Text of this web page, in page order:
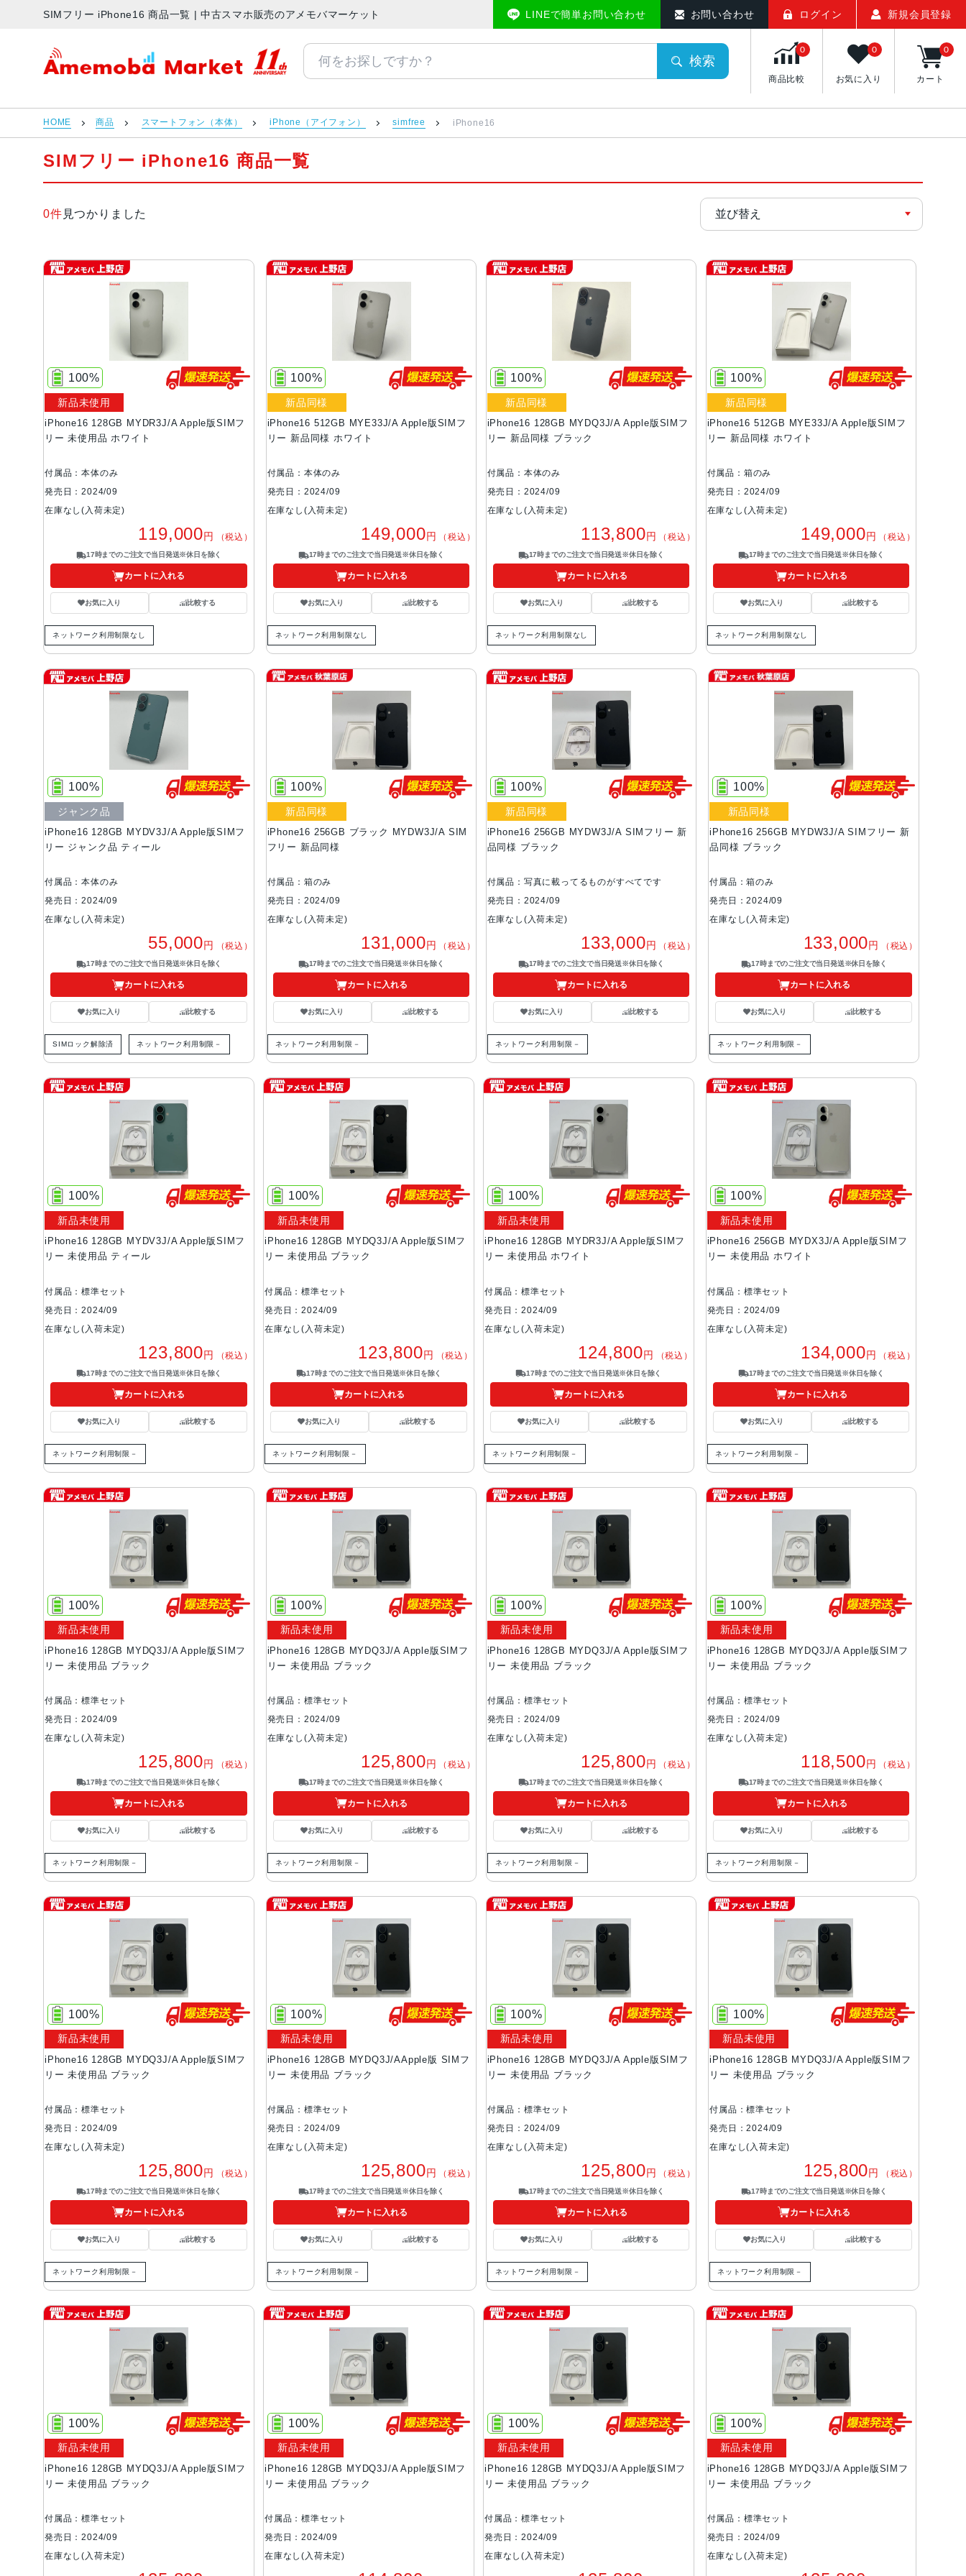
SIMフリー iPhone16 商品一覧 | 中古スマホ販売のアメモバマーケット LINEで簡単お問い合わせ お問い合わせ ログイン 新規会員登録
アメモバマーケット
検索
商品比較
0
お気に入り
0
カート
0
HOME 商品 スマートフォン（本体） iPhone（アイフォン） simfree iPhone16
SIMフリー iPhone16 商品一覧
0件 見つかりました
iPhone16 128GB MYDR3J/A Apple版SIMフ
リー 未使用品 ホワイト
100%
新品未使用
付属品：本体のみ
発売日：2024/09
在庫なし(入荷未定)
119,000円 （税込）
17時までのご注文で当日発送※休日を除く
カートに入れる
お気に入り 比較する
ネットワーク利用制限なし
iPhone16 512GB MYE33J/A Apple版SIMフ
リー 新品同様 ホワイト
100%
新品同様
付属品：本体のみ
発売日：2024/09
在庫なし(入荷未定)
149,000円 （税込）
17時までのご注文で当日発送※休日を除く
カートに入れる
お気に入り 比較する
ネットワーク利用制限なし
iPhone16 128GB MYDQ3J/A Apple版SIMフ
リー 新品同様 ブラック
100%
新品同様
付属品：本体のみ
発売日：2024/09
在庫なし(入荷未定)
113,800円 （税込）
17時までのご注文で当日発送※休日を除く
カートに入れる
お気に入り 比較する
ネットワーク利用制限なし
iPhone16 512GB MYE33J/A Apple版SIMフ
リー 新品同様 ホワイト
100%
新品同様
付属品：箱のみ
発売日：2024/09
在庫なし(入荷未定)
149,000円 （税込）
17時までのご注文で当日発送※休日を除く
カートに入れる
お気に入り 比較する
ネットワーク利用制限なし
iPhone16 128GB MYDV3J/A Apple版SIMフ
リー ジャンク品 ティール
100%
ジャンク品
付属品：本体のみ
発売日：2024/09
在庫なし(入荷未定)
55,000円 （税込）
17時までのご注文で当日発送※休日を除く
カートに入れる
お気に入り 比較する
SIMロック解除済 ネットワーク利用制限－
iPhone16 256GB ブラック MYDW3J/A SIM
フリー 新品同様
100%
新品同様
付属品：箱のみ
発売日：2024/09
在庫なし(入荷未定)
131,000円 （税込）
17時までのご注文で当日発送※休日を除く
カートに入れる
お気に入り 比較する
ネットワーク利用制限－
iPhone16 256GB MYDW3J/A SIMフリー 新
品同様 ブラック
100%
新品同様
付属品：写真に載ってるものがすべてです
発売日：2024/09
在庫なし(入荷未定)
133,000円 （税込）
17時までのご注文で当日発送※休日を除く
カートに入れる
お気に入り 比較する
ネットワーク利用制限－
iPhone16 256GB MYDW3J/A SIMフリー 新
品同様 ブラック
100%
新品同様
付属品：箱のみ
発売日：2024/09
在庫なし(入荷未定)
133,000円 （税込）
17時までのご注文で当日発送※休日を除く
カートに入れる
お気に入り 比較する
ネットワーク利用制限－
iPhone16 128GB MYDV3J/A Apple版SIMフ
リー 未使用品 ティール
100%
新品未使用
付属品：標準セット
発売日：2024/09
在庫なし(入荷未定)
123,800円 （税込）
17時までのご注文で当日発送※休日を除く
カートに入れる
お気に入り 比較する
ネットワーク利用制限－
iPhone16 128GB MYDQ3J/A Apple版SIMフ
リー 未使用品 ブラック
100%
新品未使用
付属品：標準セット
発売日：2024/09
在庫なし(入荷未定)
123,800円 （税込）
17時までのご注文で当日発送※休日を除く
カートに入れる
お気に入り 比較する
ネットワーク利用制限－
iPhone16 128GB MYDR3J/A Apple版SIMフ
リー 未使用品 ホワイト
100%
新品未使用
付属品：標準セット
発売日：2024/09
在庫なし(入荷未定)
124,800円 （税込）
17時までのご注文で当日発送※休日を除く
カートに入れる
お気に入り 比較する
ネットワーク利用制限－
iPhone16 256GB MYDX3J/A Apple版SIMフ
リー 未使用品 ホワイト
100%
新品未使用
付属品：標準セット
発売日：2024/09
在庫なし(入荷未定)
134,000円 （税込）
17時までのご注文で当日発送※休日を除く
カートに入れる
お気に入り 比較する
ネットワーク利用制限－
iPhone16 128GB MYDQ3J/A Apple版SIMフ
リー 未使用品 ブラック
100%
新品未使用
付属品：標準セット
発売日：2024/09
在庫なし(入荷未定)
125,800円 （税込）
17時までのご注文で当日発送※休日を除く
カートに入れる
お気に入り 比較する
ネットワーク利用制限－
iPhone16 128GB MYDQ3J/A Apple版SIMフ
リー 未使用品 ブラック
100%
新品未使用
付属品：標準セット
発売日：2024/09
在庫なし(入荷未定)
125,800円 （税込）
17時までのご注文で当日発送※休日を除く
カートに入れる
お気に入り 比較する
ネットワーク利用制限－
iPhone16 128GB MYDQ3J/A Apple版SIMフ
リー 未使用品 ブラック
100%
新品未使用
付属品：標準セット
発売日：2024/09
在庫なし(入荷未定)
125,800円 （税込）
17時までのご注文で当日発送※休日を除く
カートに入れる
お気に入り 比較する
ネットワーク利用制限－
iPhone16 128GB MYDQ3J/A Apple版SIMフ
リー 未使用品 ブラック
100%
新品未使用
付属品：標準セット
発売日：2024/09
在庫なし(入荷未定)
118,500円 （税込）
17時までのご注文で当日発送※休日を除く
カートに入れる
お気に入り 比較する
ネットワーク利用制限－
iPhone16 128GB MYDQ3J/A Apple版SIMフ
リー 未使用品 ブラック
100%
新品未使用
付属品：標準セット
発売日：2024/09
在庫なし(入荷未定)
125,800円 （税込）
17時までのご注文で当日発送※休日を除く
カートに入れる
お気に入り 比較する
ネットワーク利用制限－
iPhone16 128GB MYDQ3J/AApple版 SIMフ
リー 未使用品 ブラック
100%
新品未使用
付属品：標準セット
発売日：2024/09
在庫なし(入荷未定)
125,800円 （税込）
17時までのご注文で当日発送※休日を除く
カートに入れる
お気に入り 比較する
ネットワーク利用制限－
iPhone16 128GB MYDQ3J/A Apple版SIMフ
リー 未使用品 ブラック
100%
新品未使用
付属品：標準セット
発売日：2024/09
在庫なし(入荷未定)
125,800円 （税込）
17時までのご注文で当日発送※休日を除く
カートに入れる
お気に入り 比較する
ネットワーク利用制限－
iPhone16 128GB MYDQ3J/A Apple版SIMフ
リー 未使用品 ブラック
100%
新品未使用
付属品：標準セット
発売日：2024/09
在庫なし(入荷未定)
125,800円 （税込）
17時までのご注文で当日発送※休日を除く
カートに入れる
お気に入り 比較する
ネットワーク利用制限－
iPhone16 128GB MYDQ3J/A Apple版SIMフ
リー 未使用品 ブラック
100%
新品未使用
付属品：標準セット
発売日：2024/09
在庫なし(入荷未定)
iPhone16 128GB MYDQ3J/A Apple版SIMフ
リー 未使用品 ブラック
100%
新品未使用
付属品：標準セット
発売日：2024/09
在庫なし(入荷未定)
iPhone16 128GB MYDQ3J/A Apple版SIMフ
リー 未使用品 ブラック
100%
新品未使用
付属品：標準セット
発売日：2024/09
在庫なし(入荷未定)
iPhone16 128GB MYDQ3J/A Apple版SIMフ
リー 未使用品 ブラック
100%
新品未使用
付属品：標準セット
発売日：2024/09
在庫なし(入荷未定)